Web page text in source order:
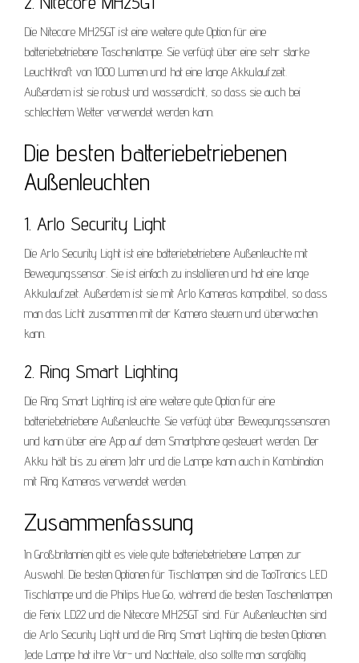
Die Nitecore MH25GT ist eine weitere gute Option für eine
batteriebetriebene Taschenlampe. Sie verfügt über eine sehr starke
Leuchtkraft von 1000 Lumen und hat eine lange Akkulaufzeit.
Außerdem ist sie robust und wasserdicht, so dass sie auch bei
schlechtem Wetter verwendet werden kann.
Die besten batteriebetriebenen
Außenleuchten
1. Arlo Security Light
Die Arlo Security Light ist eine batteriebetriebene Außenleuchte mit
Bewegungssensor. Sie ist einfach zu installieren und hat eine lange
Akkulaufzeit. Außerdem ist sie mit Arlo Kameras kompatibel, so dass
man das Licht zusammen mit der Kamera steuern und überwachen
kann.
2. Ring Smart Lighting
Die Ring Smart Lighting ist eine weitere gute Option für eine
batteriebetriebene Außenleuchte. Sie verfügt über Bewegungssensoren
und kann über eine App auf dem Smartphone gesteuert werden. Der
Akku hält bis zu einem Jahr und die Lampe kann auch in Kombination
mit Ring Kameras verwendet werden.
Zusammenfassung
In Großbritannien gibt es viele gute batteriebetriebene Lampen zur
Auswahl. Die besten Optionen für Tischlampen sind die TaoTronics LED
Tischlampe und die Philips Hue Go, während die besten Taschenlampen
die Fenix LD22 und die Nitecore MH25GT sind. Für Außenleuchten sind
die Arlo Security Light und die Ring Smart Lighting die besten Optionen.
Jede Lampe hat ihre Vor- und Nachteile, also sollte man sorgfältig